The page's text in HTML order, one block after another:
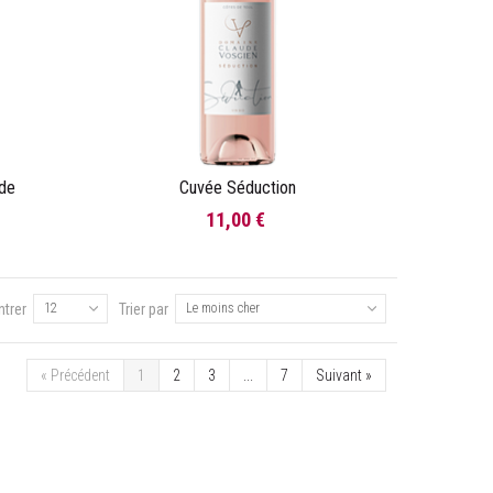
Ajouter au panier
Cuvée Séduction
11,00 €
Trier par Le moins cher
12
« Précédent 1 2 3 7 Suivant »